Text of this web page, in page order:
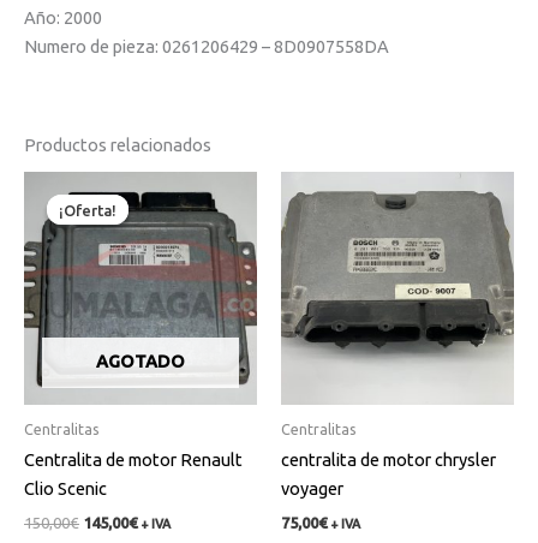
Año: 2000
Numero de pieza: 0261206429 – 8D0907558DA
Productos relacionados
¡Oferta!
AGOTADO
¡Oferta!
Centralitas
Centralita de motor Renault
Clio Scenic
150,00€
precio
original
era:
150,00€.
145,00€
precio
actual
es:
145,00€.
+ IVA
Centralitas
centralita de motor chrysler
voyager
75,00€ + IVA